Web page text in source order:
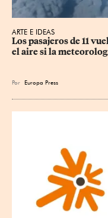
ARTE E IDEAS
Los pasajeros de 11
el aire si la
Por Europa Press